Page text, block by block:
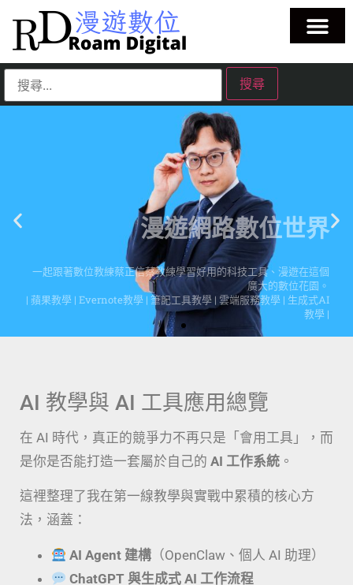
漫遊網路數位世界
一起跟著數位教練蔡正信蔡教練學習好用的科技工具、漫遊在這個
廣大的數位花園。
| 蘋果教學 | Evernote教學 | 筆記工具教學 | 雲端服務教學 | 生成式AI
教學 |
點擊這裡
AI 教學與 AI 工具應用總覽
在 AI 時代，真正的競爭力不再只是「會用工具」，而
是你是否能打造一套屬於自己的 AI 工作系統 。
這裡整理了我在第一線教學與實戰中累積的核心方
法，涵蓋：
AI Agent 建構 （OpenClaw、個人 AI 助理）
ChatGPT 與生成式 AI 工作流程